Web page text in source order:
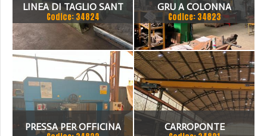
LINEA DI TAGLIO SANT
1500 X 3 MM
Codice: 34824
GRU A COLONNA
PUPPINATO 1 TON
Codice: 34823
PRESSA PER OFFICINA
CARROPONTE